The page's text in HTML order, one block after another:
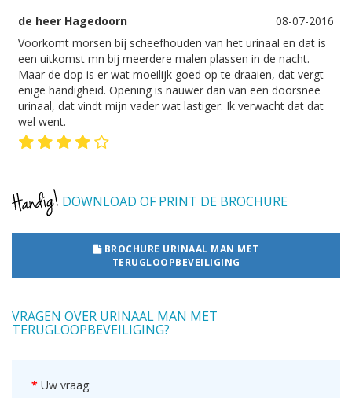
de heer Hagedoorn
08-07-2016
Voorkomt morsen bij scheefhouden van het urinaal en dat is
een uitkomst mn bij meerdere malen plassen in de nacht.
Maar de dop is er wat moeilijk goed op te draaien, dat vergt
enige handigheid. Opening is nauwer dan van een doorsnee
urinaal, dat vindt mijn vader wat lastiger. Ik verwacht dat dat
wel went.
DOWNLOAD OF PRINT DE BROCHURE
BROCHURE URINAAL MAN MET
TERUGLOOPBEVEILIGING
VRAGEN OVER URINAAL MAN MET
TERUGLOOPBEVEILIGING?
Uw vraag: